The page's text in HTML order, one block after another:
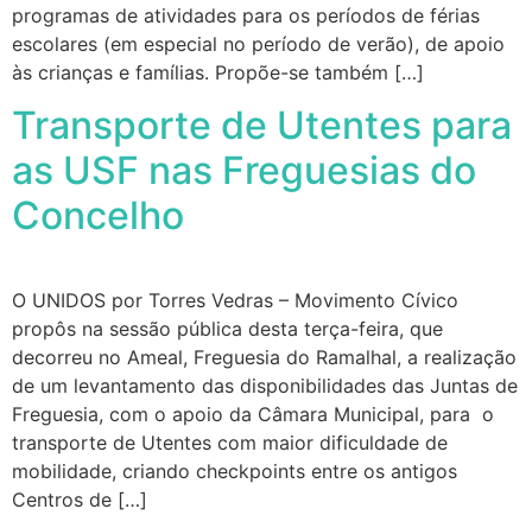
programas de atividades para os períodos de férias
escolares (em especial no período de verão), de apoio
às crianças e famílias. Propõe-se também […]
Transporte de Utentes para
as USF nas Freguesias do
Concelho
O UNIDOS por Torres Vedras – Movimento Cívico
propôs na sessão pública desta terça-feira, que
decorreu no Ameal, Freguesia do Ramalhal, a realização
de um levantamento das disponibilidades das Juntas de
Freguesia, com o apoio da Câmara Municipal, para o
transporte de Utentes com maior dificuldade de
mobilidade, criando checkpoints entre os antigos
Centros de […]